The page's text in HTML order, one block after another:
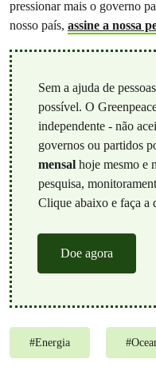
pressionar mais o governo
nosso país, assine a nossa
Sem a ajuda de
possível. O
independente - não
governos ou partidos
mensalhoje mesmo e
pesquisa,
Clique abaixo e faça a
Doe agora
#Energia #